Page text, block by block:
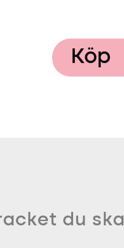
Köp
du ska